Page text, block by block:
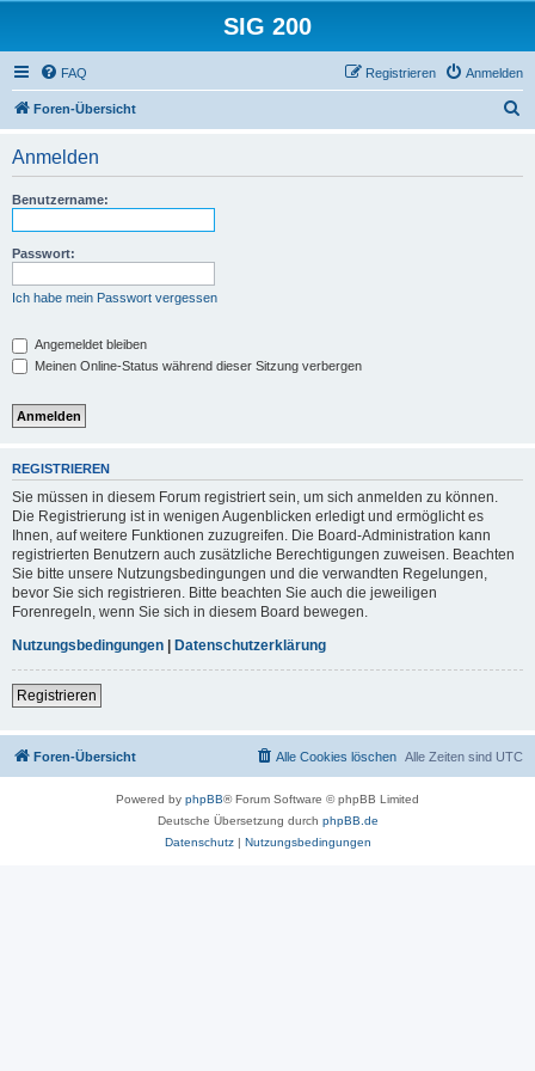
SIG 200
FAQ Anmelden
Registrieren
Foren-Übersicht
Anmelden
Benutzername:
Passwort:
Ich habe mein Passwort vergessen
Angemeldet bleiben
Meinen Online-Status während dieser Sitzung verbergen
REGISTRIEREN
Sie müssen in diesem Forum registriert sein, um sich anmelden zu können.
Die Registrierung ist in wenigen Augenblicken erledigt und ermöglicht es
Ihnen, auf weitere Funktionen zuzugreifen. Die Board-Administration kann
registrierten Benutzern auch zusätzliche Berechtigungen zuweisen. Beachten
Sie bitte unsere Nutzungsbedingungen und die verwandten Regelungen,
bevor Sie sich registrieren. Bitte beachten Sie auch die jeweiligen
Forenregeln, wenn Sie sich in diesem Board bewegen.
Nutzungsbedingungen | Datenschutzerklärung
Registrieren
Foren-Übersicht Alle Zeiten sind UTC
Alle Cookies löschen
Powered by phpBB® Forum Software © phpBB Limited
Deutsche Übersetzung durch phpBB.de
Datenschutz| Nutzungsbedingungen